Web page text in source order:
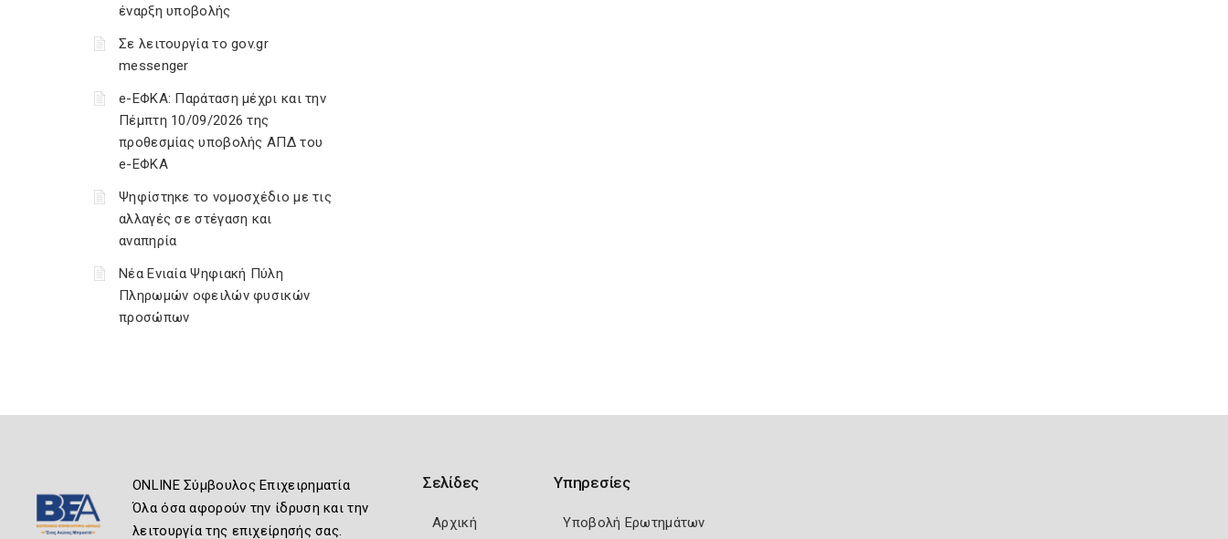
έναρξη υποβολής
Σε λειτουργία το gov.gr
messenger
e-ΕΦΚΑ: Παράταση μέχρι και την
Πέμπτη 10/09/2026 της
προθεσμίας υποβολής ΑΠΔ του
e-ΕΦΚΑ
Ψηφίστηκε το νομοσχέδιο με τις
αλλαγές σε στέγαση και
αναπηρία
Νέα Ενιαία Ψηφιακή Πύλη
Πληρωμών οφειλών φυσικών
προσώπων
ONLINE Σύμβουλος Επιχειρηματία
Όλα όσα αφορούν την ίδρυση και την
λειτουργία της επιχείρησής σας.
Σελίδες
Αρχική
Υπηρεσίες
Υποβολή Ερωτημάτων